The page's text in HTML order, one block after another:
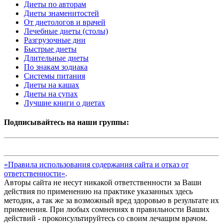
Диеты по авторам
Диеты знаменитостей
От диетологов и врачей
Лечебные диеты (столы)
Разгрузочные дни
Быстрые диеты
Длительные диеты
По знакам зодиака
Системы питания
Диеты на кашах
Диеты на супах
Лучшие книги о диетах
Подписывайтесь на наши группы:
«Правила использования содержания сайта и отказ от
ответственности».
Авторы сайта не несут никакой ответственности за Ваши
действия по применению на практике указанных здесь
методик, а так же за возможный вред здоровью в результате их
применения. При любых сомнениях в правильности Ваших
действий - проконсультируйтесь со своим лечащим врачом.